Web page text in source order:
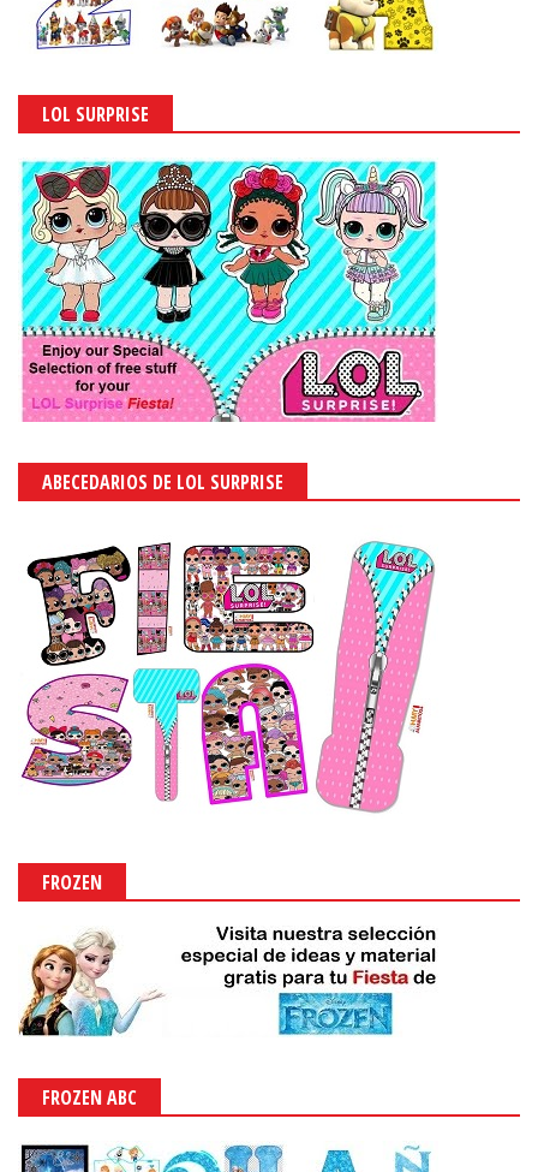
LOL SURPRISE
ABECEDARIOS DE LOL SURPRISE
FROZEN
FROZEN ABC